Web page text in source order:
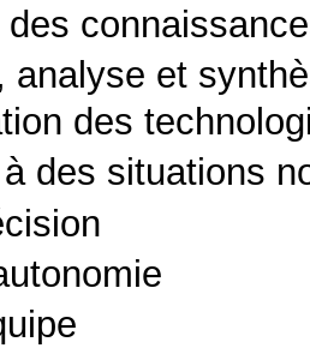
analyse et
des
des situations